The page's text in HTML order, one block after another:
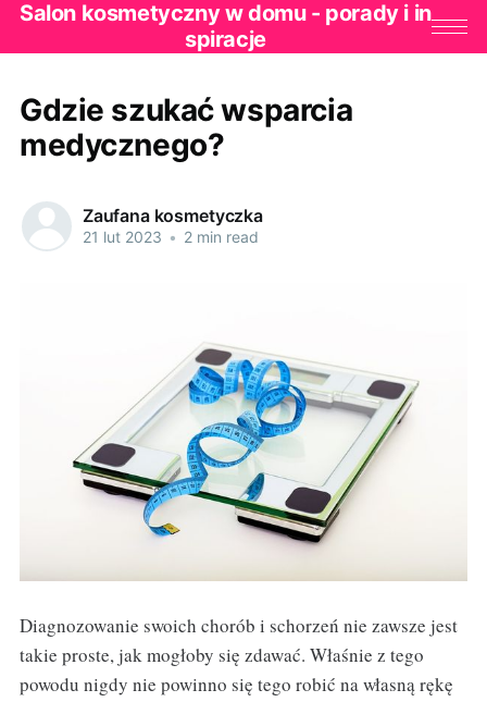
Salon kosmetyczny w domu - porady i in
spiracje
Gdzie szukać wsparcia
medycznego?
Zaufana kosmetyczka
21 lut 2023 • 2 min read
Diagnozowanie swoich chorób i schorzeń nie zawsze jest
takie proste, jak mogłoby się zdawać. Właśnie z tego
powodu nigdy nie powinno się tego robić na własną rękę